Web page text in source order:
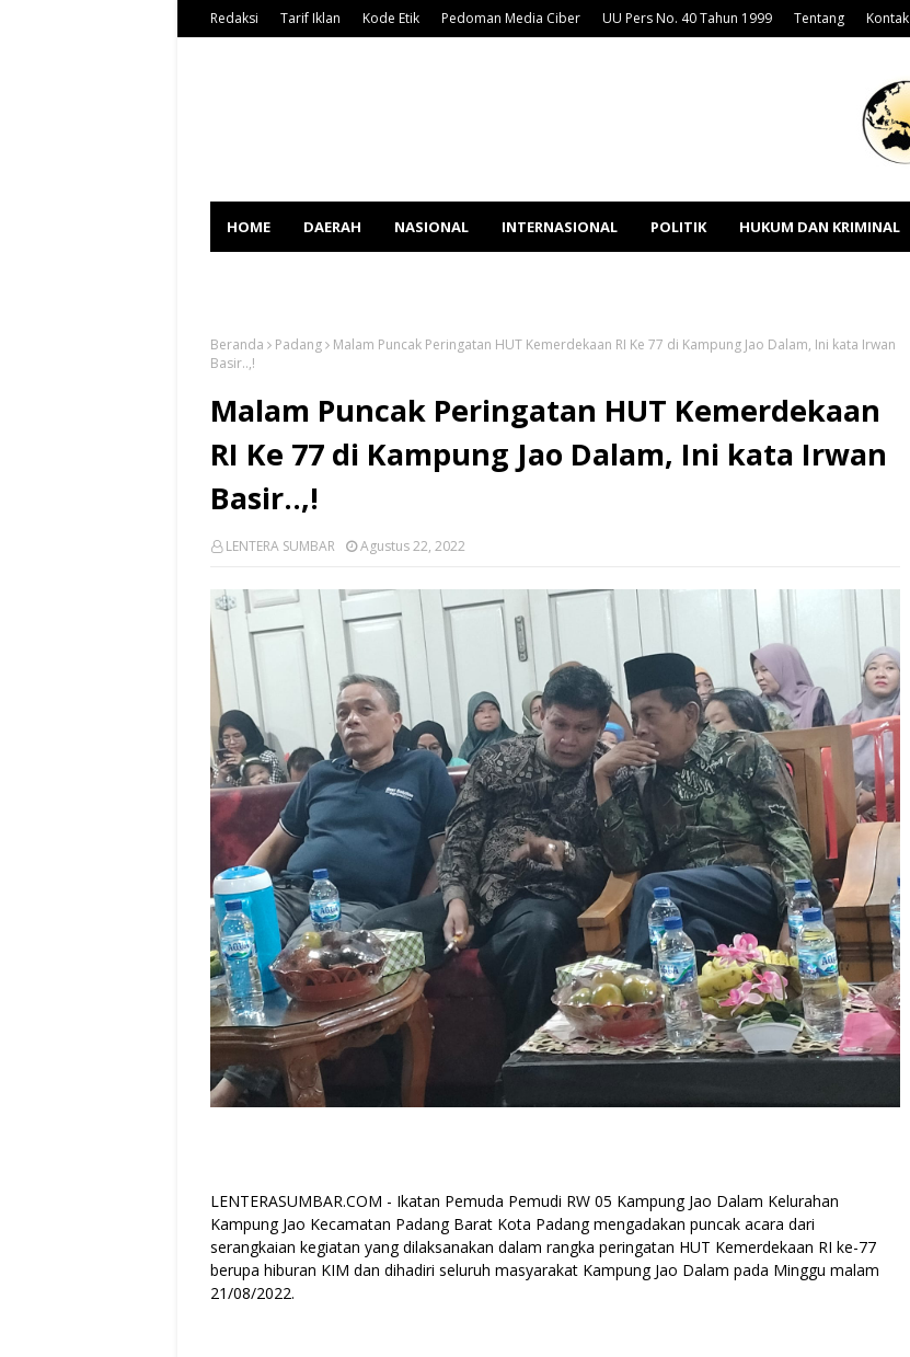
Redaksi Tarif Iklan Kode Etik Pedoman Media Ciber UU Pers No. 40 Tahun 1999 Tentang Kontak
HOME DAERAH NASIONAL INTERNASIONAL POLITIK HUKUM DAN KRIMINAL
Beranda Padang
Malam Puncak Peringatan HUT Kemerdekaan RI Ke 77 di Kampung Jao Dalam, Ini kata Irwan
Basir..,!
Malam Puncak Peringatan HUT Kemerdekaan
RI Ke 77 di Kampung Jao Dalam, Ini kata Irwan
Basir..,!
LENTERA SUMBAR Agustus 22, 2022
LENTERASUMBAR.COM - Ikatan Pemuda Pemudi RW 05 Kampung Jao Dalam Kelurahan
Kampung Jao Kecamatan Padang Barat Kota Padang mengadakan puncak acara dari
serangkaian kegiatan yang dilaksanakan dalam rangka peringatan HUT Kemerdekaan RI ke-77
berupa hiburan KIM dan dihadiri seluruh masyarakat Kampung Jao Dalam pada Minggu malam
21/08/2022.